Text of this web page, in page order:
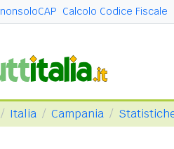
nonsoloCAP Calcolo Codice Fiscale
Italia Campania